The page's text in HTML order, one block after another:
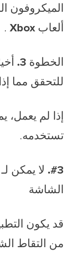
الميكروفون
ألعاب Xbox
.
الخطوة 3.
للتحقق مما
إذا لم يعمل،
تستخدمه.
الشاشة
قد يكون
من التقاط